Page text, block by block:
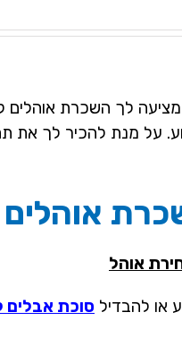
לך השכרת אוהלים
על מנת להכיר לך
אוהלים
אוהל
או להבדיל סוכת אבלים